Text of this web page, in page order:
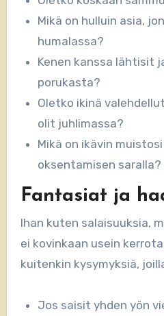
Mikä on hulluin asia,
humalassa?
Kenen kanssa lähtisit
porukasta?
Oletko ikinä
olit juhlimassa?
Mikä on ikävin
oksentamisen saralla?
Fantasiat ja
Ihan kuten salaisuuksia,
ei kovinkaan usein
kuitenkin kysymyksiä,
Jos saisit yhden yön